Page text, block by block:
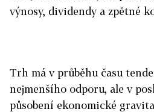
výnosy, dividendy a zpětné
Trh má v průběhu času
nejmenšího odporu, ale v
působení ekonomické